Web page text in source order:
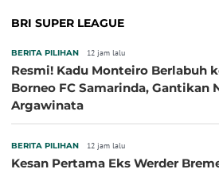
BRI SUPER LEAGUE
BERITA PILIHAN 12 jam lalu
Resmi! Kadu Monteiro Berlabuh
Borneo FC Samarinda, Gantikan
Argawinata
BERITA PILIHAN 12 jam lalu
Kesan Pertama Eks Werder